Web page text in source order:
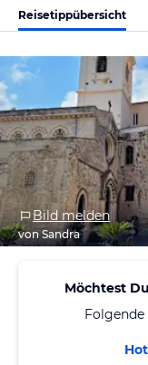
Reisetippübersicht
Bild melden
von Sandra
Möchtest